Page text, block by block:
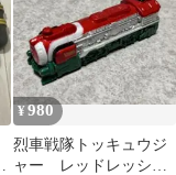
¥980
烈車戦隊トッキュウジ
ャー レッドレッシャ